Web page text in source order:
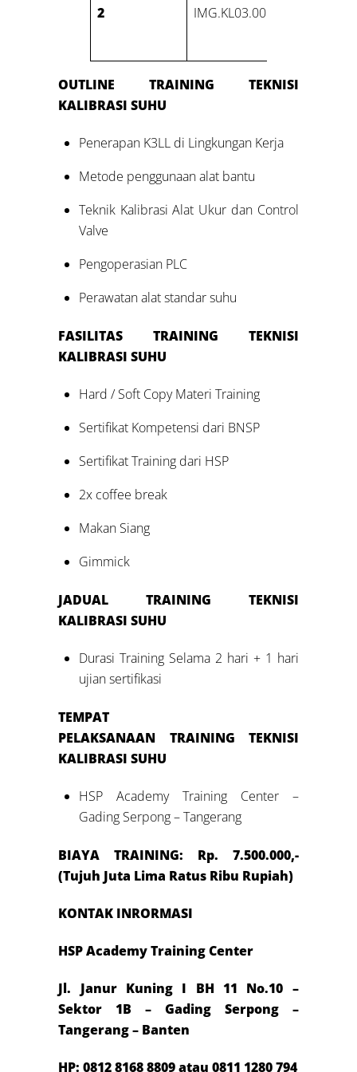
2 IMG.KL03.001.01
OUTLINE TRAINING TEKNISI
KALIBRASI SUHU
Penerapan K3LL di Lingkungan Kerja
Metode penggunaan alat bantu
Teknik Kalibrasi Alat Ukur dan Control
Valve
Pengoperasian PLC
Perawatan alat standar suhu
FASILITAS TRAINING TEKNISI
KALIBRASI SUHU
Hard / Soft Copy Materi Training
Sertifikat Kompetensi dari BNSP
Sertifikat Training dari HSP
2x coffee break
Makan Siang
Gimmick
JADUAL TRAINING TEKNISI
KALIBRASI SUHU
Durasi Training Selama 2 hari + 1 hari
ujian sertifikasi
TEMPAT
PELAKSANAAN TRAINING TEKNISI
KALIBRASI SUHU
HSP Academy Training Center –
Gading Serpong – Tangerang
BIAYA TRAINING: Rp. 7.500.000,-
(Tujuh Juta Lima Ratus Ribu Rupiah)
KONTAK INRORMASI
HSP Academy Training Center
Jl. Janur Kuning I BH 11 No.10 –
Sektor 1B – Gading Serpong –
Tangerang – Banten
HP: 0812 8168 8809 atau 0811 1280 794